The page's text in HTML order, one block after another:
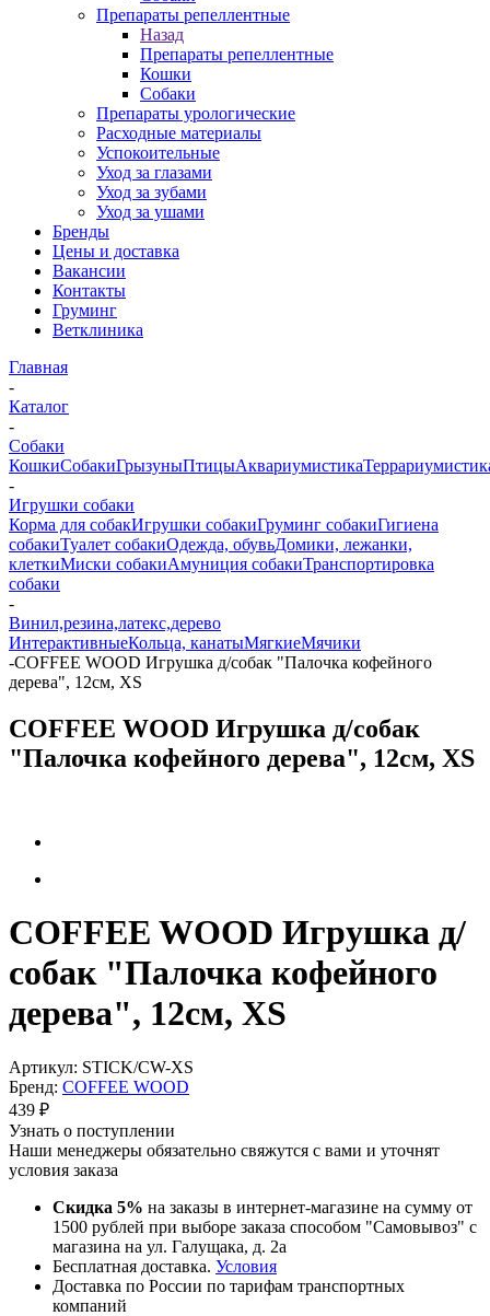
Препараты репеллентные
Назад
Препараты репеллентные
Кошки
Собаки
Препараты урологические
Расходные материалы
Успокоительные
Уход за глазами
Уход за зубами
Уход за ушами
Бренды
Цены и доставка
Вакансии
Контакты
Груминг
Ветклиника
Главная
-
Каталог
-
Собаки
КошкиСобакиГрызуныПтицыАквариумистика
-
Игрушки собаки
Корма для собакИгрушки собакиГруминг собакиГигиена
собакиТуалет собакиОдежда, обувьДомики, лежанки,
клеткиМиски собакиАмуниция собакиТранспортировка
собаки
-
Винил,резина,латекс,дерево
ИнтерактивныеКольца, канатыМягкиеМячики
-COFFEE WOOD Игрушка д/собак "Палочка кофейного
дерева", 12см, XS
COFFEE WOOD Игрушка д/собак
"Палочка кофейного дерева", 12см, XS
COFFEE WOOD Игрушка д/
собак "Палочка кофейного
дерева", 12см, XS
Артикул: STICK/CW-XS
Бренд: COFFEE WOOD
439 ₽
Узнать о поступлении
Наши менеджеры обязательно свяжутся с вами и уточнят
условия заказа
Скидка 5% на заказы в интернет-магазине на сумму от
1500 рублей при выборе заказа способом "Самовывоз" с
магазина на ул. Галущака, д. 2а
Бесплатная доставка. Условия
Доставка по России по тарифам транспортных
компаний